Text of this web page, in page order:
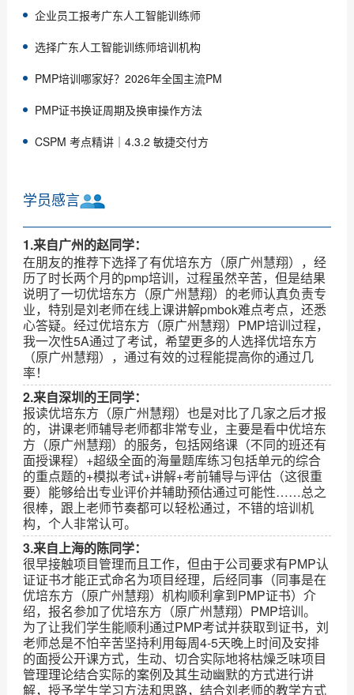
企业员工报考广东人工智能训练师
选择广东人工智能训练师培训机构
PMP培训哪家好？2026年全国主流PM
PMP证书换证周期及换审操作方法
CSPM 考点精讲｜4.3.2 敏捷交付方
学员感言
1.来自广州的赵同学：
在朋友的推荐下选择了有优培东方（原广州慧翔），经
历了时长两个月的pmp培训，过程虽然辛苦，但是结果
说明了一切优培东方（原广州慧翔）的老师认真负责专
业，特别是刘老师在线上课讲解pmbok难点考点，还悉
心答疑。经过优培东方（原广州慧翔）PMP培训过程，
我一次性5A通过了考试，希望更多的人选择优培东方
（原广州慧翔），通过有效的过程能提高你的通过几
率！
2.来自深圳的王同学：
报读优培东方（原广州慧翔）也是对比了几家之后才报
的，讲课老师辅导老师都非常专业，主要是看中优培东
方（原广州慧翔）的服务，包括网络课（不同的班还有
面授课程）+超级全面的海量题库练习包括单元的综合
的重点题的+模拟考试+讲解+考前辅导与评估（这很重
要）能够给出专业评价并辅助预估通过可能性……总之
很棒，跟上老师节奏都可以轻松通过，不错的培训机
构，个人非常认可。
3.来自上海的陈同学：
很早接触项目管理而且工作，但由于公司要求有PMP认
证证书才能正式命名为项目经理，后经同事（同事是在
优培东方（原广州慧翔）机构顺利拿到PMP证书）介
绍，报名参加了优培东方（原广州慧翔）PMP培训。
为了让我们学生能顺利通过PMP考试并获取到证书，刘
老师总是不怕辛苦坚持利用每周4-5天晚上时间及安排
的面授公开课方式，生动、切合实际地将枯燥乏味项目
管理理论结合实际的案例及其生动幽默的方式进行讲
解，授予学生学习方法和思路，结合刘老师的教学方式